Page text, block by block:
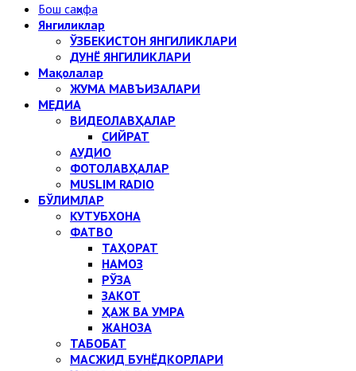
Бош саҳифа
Янгиликлар
ЎЗБЕКИСТОН ЯНГИЛИКЛАРИ
ДУНЁ ЯНГИЛИКЛАРИ
Мақолалар
ЖУМА МАВЪИЗАЛАРИ
МЕДИА
ВИДЕОЛАВҲАЛАР
СИЙРАТ
АУДИО
ФОТОЛАВҲАЛАР
MUSLIM RADIO
БЎЛИМЛАР
КУТУБХОНА
ФАТВО
ТАҲОРАТ
НАМОЗ
РЎЗА
ЗАКОТ
ҲАЖ ВА УМРА
ЖАНОЗА
ТАБОБАТ
МАСЖИД БУНЁДКОРЛАРИ